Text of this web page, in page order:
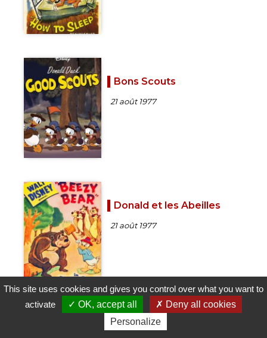
Bons Scouts
21 août 1977
Donald et les Abeilles
21 août 1977
La Mine d'Or de Donald
This site uses cookies and gives you control over what you want to
activate
OK, accept all
Deny all cookies
Personalize